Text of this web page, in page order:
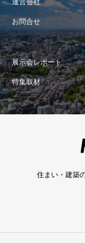
お問合せ
展示会レポート
特集取材
住まい・建築